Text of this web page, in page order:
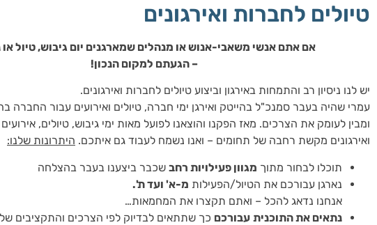
טיולים לחברות ואירגונים
אם אתם אנשי משאבי-אנוש או מנהלים שמארגנים יום גיבוש, טיול או
– הגעתם למקום הנכון!
יש לנו ניסיון רב והתמחות באירגון וביצוע טיולים לחברות ואירגונים.
עמרי שהיה בעבר סמנכ"ל בהייטק ואירגן ימי חברה, טיולים ואירועים עבור החברה
ומבין לעומק את הצרכים. מאז הפקנו והוצאנו לפועל מאות ימי גיבוש, טיולים,
ואירגונים מקשת רחבה של תחומים – ואנו נשמח לעבוד גם איתכם. היתרונות שלנו:
תוכלו לבחור מתוך מגוון פעילויות רחב שכבר ביצענו בעבר בהצלחה
נארגן עבורכם את הטיול/הפעילות מ-א' ועד ת'.
אנחנו נדאג להכל – ואתם תקצרו את המחמאות…
נתאים את התוכנית עבורכם כך שתתאים לבדיוק לפי הצרכים והתקציבים